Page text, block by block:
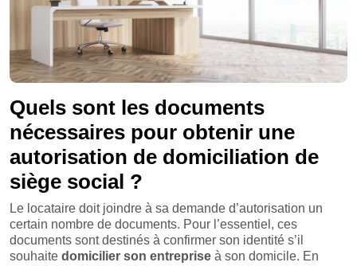
Quels sont les documents
nécessaires pour obtenir une
autorisation de domiciliation de
siège social ?
Le locataire doit joindre à sa demande d’autorisation un
certain nombre de documents. Pour l’essentiel, ces
documents sont destinés à confirmer son identité s’il
souhaite domicilier son entreprise à son domicile. En